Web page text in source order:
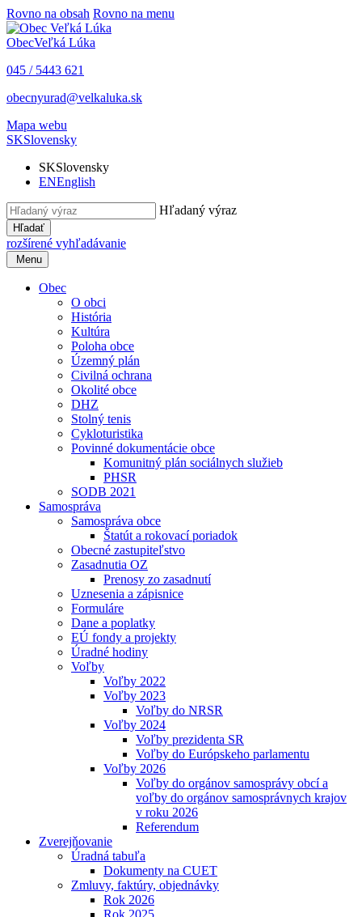
Rovno na obsah Rovno na menu
ObecVeľká Lúka
045 / 5443 621
obecnyurad@velkaluka.sk
Mapa webu
SKSlovensky
SKSlovensky
ENEnglish
Hľadaný výraz
Hľadať
rozšírené vyhľadávanie
Menu
Obec
O obci
História
Kultúra
Poloha obce
Územný plán
Civilná ochrana
Okolité obce
DHZ
Stolný tenis
Cykloturistika
Povinné dokumentácie obce
Komunitný plán sociálnych služieb
PHSR
SODB 2021
Samospráva
Samospráva obce
Štatút a rokovací poriadok
Obecné zastupiteľstvo
Zasadnutia OZ
Prenosy zo zasadnutí
Uznesenia a zápisnice
Formuláre
Dane a poplatky
EÚ fondy a projekty
Úradné hodiny
Voľby
Voľby 2022
Voľby 2023
Voľby do NRSR
Voľby 2024
Voľby prezidenta SR
Voľby do Európskeho parlamentu
Voľby 2026
Voľby do orgánov samosprávy obcí a
voľby do orgánov samosprávnych krajov
v roku 2026
Referendum
Zverejňovanie
Úradná tabuľa
Dokumenty na CUET
Zmluvy, faktúry, objednávky
Rok 2026
Rok 2025